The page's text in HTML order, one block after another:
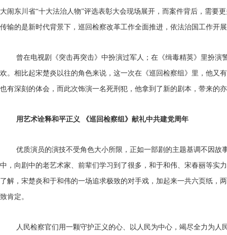
大闹东川省“十大法治人物”评选表彰大会现场展开，而案件背后，需要
传输的是新时代背景下，巡回检察改革工作全面推进，依法治国工作开
曾在电视剧《突击再突击》中扮演过军人；在《缉毒精英》里扮
欢。相比起宋楚炎以往的角色来说，这一次在《巡回检察组》里，他又
也有深刻的体会，而此次饰演一名死刑犯，他拿到了新的剧本，带来的
用艺术诠释和平正义 《巡回检察组》献礼中共建党周年
优质演员的演技不受角色大小所限，正如一部剧的主题基调不因
中，向剧中的老艺术家、前辈们学习到了很多，和于和伟、宋春丽等实
了解，宋楚炎和于和伟的一场追求极致的对手戏，加起来一共六页纸，
致肯定。
人民检察官们用一颗守护正义的心、以人民为中心，竭尽全力为